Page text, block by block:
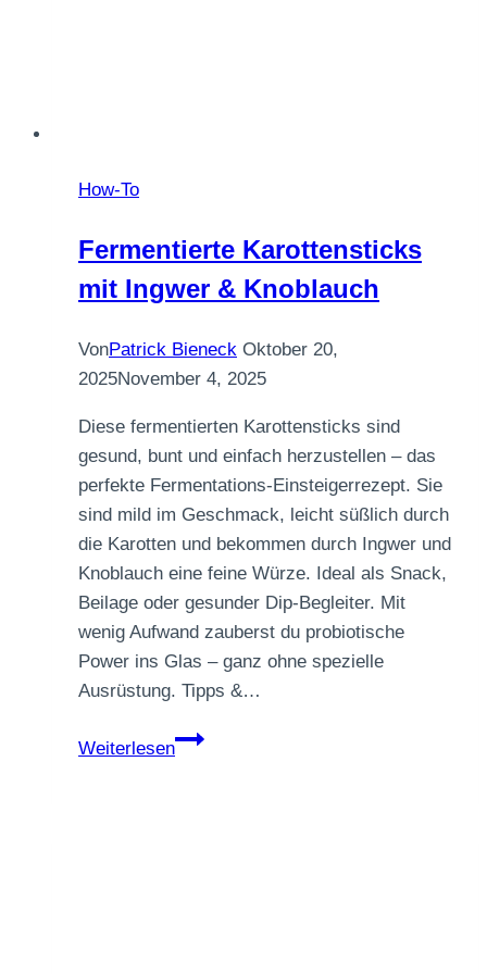
How-To
Fermentierte Karottensticks
mit Ingwer & Knoblauch
VonPatrick Bieneck Oktober 20,
2025November 4, 2025
Diese fermentierten Karottensticks sind
gesund, bunt und einfach herzustellen – das
perfekte Fermentations-Einsteigerrezept. Sie
sind mild im Geschmack, leicht süßlich durch
die Karotten und bekommen durch Ingwer und
Knoblauch eine feine Würze. Ideal als Snack,
Beilage oder gesunder Dip-Begleiter. Mit
wenig Aufwand zauberst du probiotische
Power ins Glas – ganz ohne spezielle
Ausrüstung. Tipps &…
Weiterlesen
Fermentierte